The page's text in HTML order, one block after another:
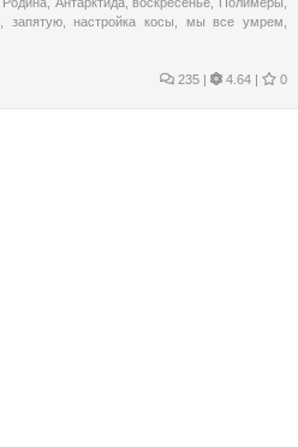
запятую,настройка косы мы все умрем
235 | 4.64 | 0